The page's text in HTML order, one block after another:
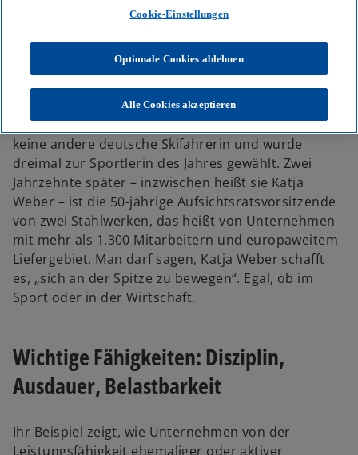
e
R
e
s
e
r
a
r
t
g
e
ö
f
f
n
e
e
r
e
e
R
e
g
i
s
e
r
k
a
r
t
e
g
ö
f
f
e
e
r
e
e
R
e
i
s
e
r
a
t
e
g
ö
f
e
t
Sustainable Transformation
Wenn die Kollegin Spitzensportlerin ist
Ihre Karriere ist beeindruckend. Vor mehr als 20
Jahren war Katja Seizinger die erfolgreichste
Skifahrerin ihrer Zeit. Sie gewann drei olympische
Goldmedaillen, sammelte so viele Weltcup-Siege wie
keine andere deutsche Skifahrerin und wurde
dreimal zur Sportlerin des Jahres gewählt. Zwei
Jahrzehnte später – inzwischen heißt sie Katja
Weber – ist die 50-jährige Aufsichtsratsvorsitzende
von zwei Stahlwerken, das heißt von Unternehmen
mit mehr als 1.300 Mitarbeitern und europaweitem
Liefergebiet. Man darf sagen, Katja Weber schafft
es, „sich an der Spitze zu bewegen“. Egal, ob im
Sport oder in der Wirtschaft.
Wichtige Fähigkeiten: Disziplin,
Ausdauer, Belastbarkeit
Ihr Beispiel zeigt, wie Unternehmen von der
Leistungsfähigkeit ehemaliger oder aktiver
Cookie-Einstellungen
Optionale Cookies ablehnen
Alle Cookies akzeptieren